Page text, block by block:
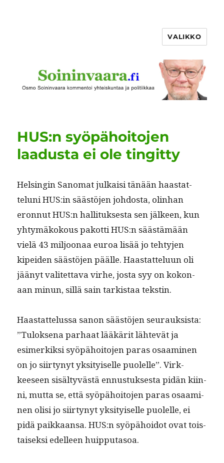
VALIKKO
HUS:n syöpähoitojen
laadusta ei ole tingitty
Helsin­gin Sanomat julka­isi tänään haas­tat­
telu­ni HUS:in säästö­jen joh­dos­ta, olin­han
eron­nut HUS:n hal­li­tuk­ses­ta sen jäl­keen, kun
yhtymäkok­ous pakot­ti HUS:n säästämään
vielä 43 miljoon­aa euroa lisää jo tehty­jen
kipei­den säästö­jen päälle. Haas­tat­telu­un oli
jäänyt valitet­ta­va virhe, jos­ta syy on kokon­
aan min­un, sil­lä sain tark­istaa tekstin.
Haas­tat­telus­sa sanon säästö­jen seu­rauk­sista:
”Tulok­se­na parhaat lääkärit lähtevät ja
esimerkik­si syöpähoito­jen paras osaami­nen
on jo siir­tynyt yksi­tyiselle puolelle”. Virk­
keeseen sisäl­tyvästä ennus­tuk­ses­ta pidän kiin­
ni, mut­ta se, että syöpähoito­jen paras osaami­
nen olisi jo siir­tynyt yksi­tyiselle puolelle, ei
pidä paikkaansa. HUS:n syöpähoidot ovat tois­
taisek­si edelleen huipputasoa.